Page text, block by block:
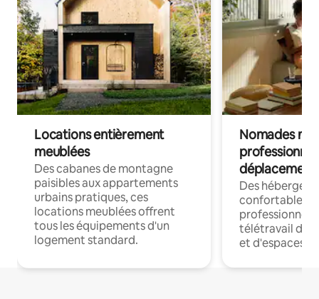
Locations entièrement
meublées
Des cabanes de montagne
paisibles aux appartements
urbains pratiques, ces
locations meublées offrent
tous les équipements d'un
logement standard.
Nomades
déplacement
Des
confortables
professionnels
télétravail
et d'espaces